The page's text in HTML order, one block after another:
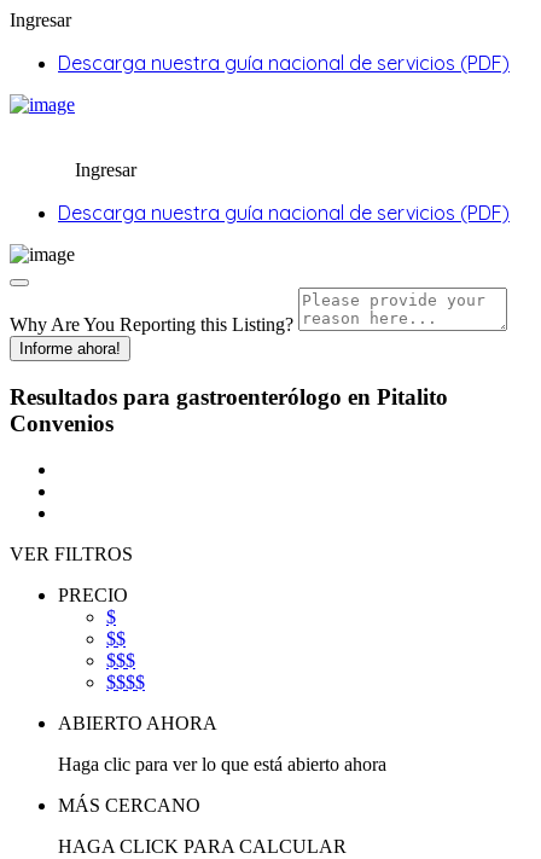
Ingresar
Descarga nuestra guía nacional de servicios (PDF)
Ingresar
Descarga nuestra guía nacional de servicios (PDF)
Why Are You Reporting this Listing?
Informe ahora!
Resultados para gastroenterólogo en Pitalito
Convenios
VER FILTROS
PRECIO
$
$$
$$$
$$$$
ABIERTO AHORA
Haga clic para ver lo que está abierto ahora
MÁS CERCANO
HAGA CLICK PARA CALCULAR